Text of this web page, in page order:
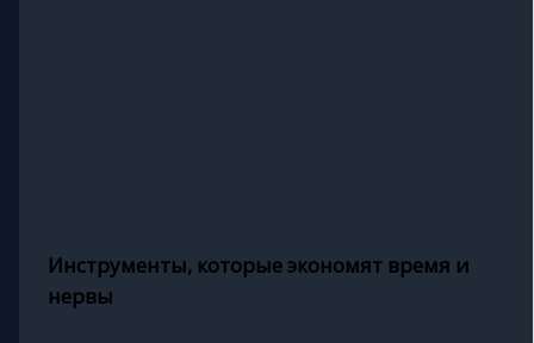
Инструменты, которые экономят время и
нервы